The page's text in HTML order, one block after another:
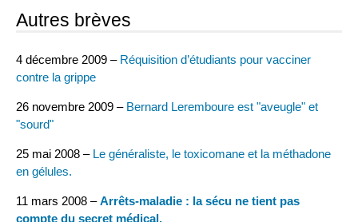
Autres brèves
4 décembre 2009 – Réquisition d’étudiants pour vacciner
contre la grippe
26 novembre 2009 – Bernard Leremboure est "aveugle" et
"sourd"
25 mai 2008 – Le généraliste, le toxicomane et la méthadone
en gélules.
11 mars 2008 –Arrêts-maladie : la sécu ne tient pas
compte du secret médical.